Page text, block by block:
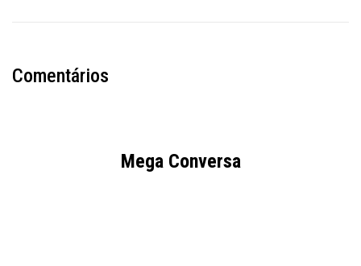
Comentários
Mega Conversa